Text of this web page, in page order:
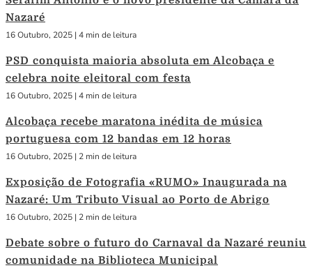
Nazaré
16 Outubro, 2025 | 4 min de leitura
PSD conquista maioria absoluta em Alcobaça e
celebra noite eleitoral com festa
16 Outubro, 2025 | 4 min de leitura
Alcobaça recebe maratona inédita de música
portuguesa com 12 bandas em 12 horas
16 Outubro, 2025 | 2 min de leitura
Exposição de Fotografia «RUMO» Inaugurada na
Nazaré: Um Tributo Visual ao Porto de Abrigo
16 Outubro, 2025 | 2 min de leitura
Debate sobre o futuro do Carnaval da Nazaré reuniu
comunidade na Biblioteca Municipal